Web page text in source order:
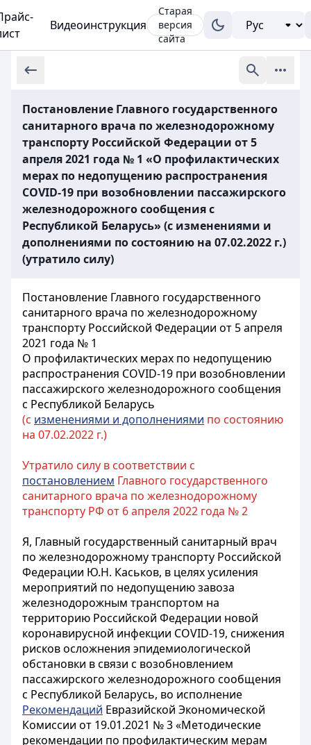
Видеоинструкция
Старая
версия
сайта
Постановление Главного государственного
санитарного врача по железнодорожному
транспорту Российской Федерации от 5
апреля 2021 года № 1 «О профилактических
мерах по недопущению распространения
COVID-19 при возобновлении пассажирского
железнодорожного сообщения с
Республикой Беларусь» (с изменениями и
дополнениями по состоянию на 07.02.2022 г.)
(утратило силу)
Постановление Главного государственного
санитарного врача по железнодорожному
транспорту Российской Федерации от 5 апреля
2021 года № 1
О профилактических мерах по недопущению
распространения COVID-19 при возобновлении
пассажирского железнодорожного сообщения
с Республикой Беларусь
(с изменениями и дополнениями по состоянию
на 07.02.2022 г.)
Утратило силу в соответствии с
постановлением Главного государственного
санитарного врача по железнодорожному
транспорту РФ от 6 апреля 2022 года № 2
Я, Главный государственный санитарный врач
по железнодорожному транспорту Российской
Федерации Ю.Н. Каськов, в целях усиления
мероприятий по недопущению завоза
железнодорожным транспортом на
территорию Российской Федерации новой
коронавирусной инфекции COVID-19, снижения
рисков осложнения эпидемиологической
обстановки в связи с возобновлением
пассажирского железнодорожного сообщения
с Республикой Беларусь, во исполнение
Рекомендаций Евразийской Экономической
Комиссии от 19.01.2021 № 3 «Методические
рекомендации по профилактическим мерам